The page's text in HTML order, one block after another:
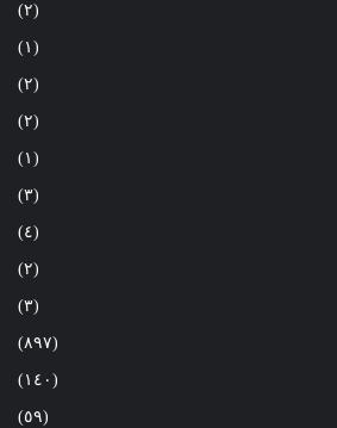
(٢)
(١)
(٢)
(٢)
(١)
(٣)
(٤)
(٢)
(٣)
(٨٩٧)
(١٤٠)
(٥٩)